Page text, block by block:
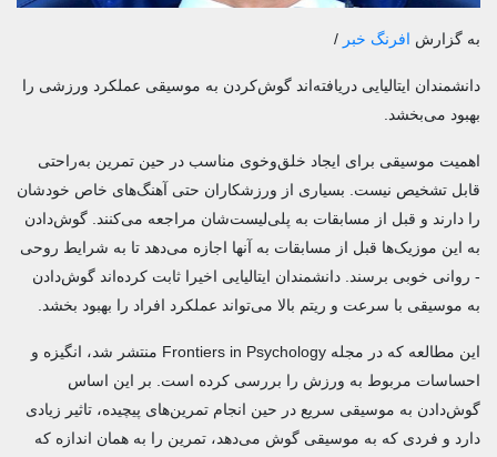
به گزارش افرنگ خبر /
دانشمندان ایتالیایی دریافته‌اند گوش‌کردن به موسیقی عملکرد ورزشی را
بهبود می‌بخشد.
اهمیت موسیقی برای ایجاد خلق‌وخوی مناسب در حین تمرین به‌راحتی
قابل تشخیص نیست. بسیاری از ورزشکاران حتی آهنگ‌های خاص خودشان
را دارند و قبل از مسابقات به پلی‌لیست‌شان مراجعه می‌کنند. گوش‌دادن
به این موزیک‌ها قبل از مسابقات به آنها اجازه می‌دهد تا به شرایط روحی
- روانی خوبی برسند. دانشمندان ایتالیایی اخیرا ثابت کرده‌اند گوش‌دادن
به موسیقی با سرعت و ریتم بالا می‌تواند عملکرد افراد را بهبود بخشد.
این مطالعه که در مجله Frontiers in Psychology منتشر شد، انگیزه و
احساسات مربوط به ورزش را بررسی کرده است. بر این اساس
گوش‌دادن به موسیقی سریع در حین انجام تمرین‌های پیچیده، تاثیر زیادی
دارد و فردی که به موسیقی گوش می‌دهد، تمرین را به همان اندازه که